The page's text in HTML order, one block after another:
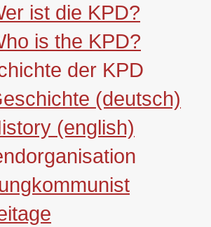
ist die KPD?
is the KPD?
der KPD
(deutsch)
(english)